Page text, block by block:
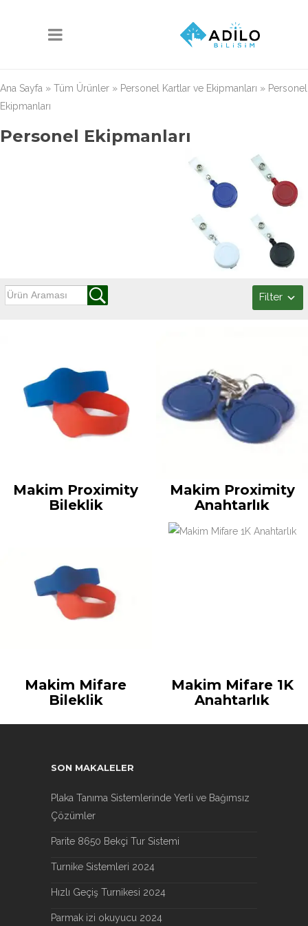
Ana Sayfa » Tüm Ürünler » Personel Kartlar ve Ekipmanları » Personel
Ekipmanları
Personel Ekipmanları
Filter
Makim Proximity
Bileklik
Makim Proximity
Anahtarlık
Makim Mifare
Bileklik
Makim Mifare 1K
Anahtarlık
SON MAKALELER
Plaka Tanıma Sistemlerinde Yerli ve Bağımsız
Çözümler
Parite 8650 Bekçi Tur Sistemi
Turnike Sistemleri 2024
Hızlı Geçiş Turnikesi 2024
Parmak izi okuyucu 2024